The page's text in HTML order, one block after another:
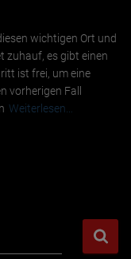
wichtigen Ort und
zuhauf, es gibt einen
ist frei, um eine
vorherigen Fall
Weiterlesen…